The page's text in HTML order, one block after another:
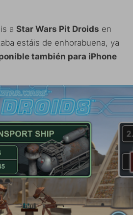
a Star Wars Pit Droids en
estáis de enhorabuena, ya
también para iPhone